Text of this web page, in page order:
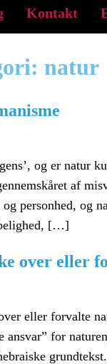
Kontakt
natur
og er natur
af
og personhed, og
[…]
over eller
eller forvalte
ansvar” for